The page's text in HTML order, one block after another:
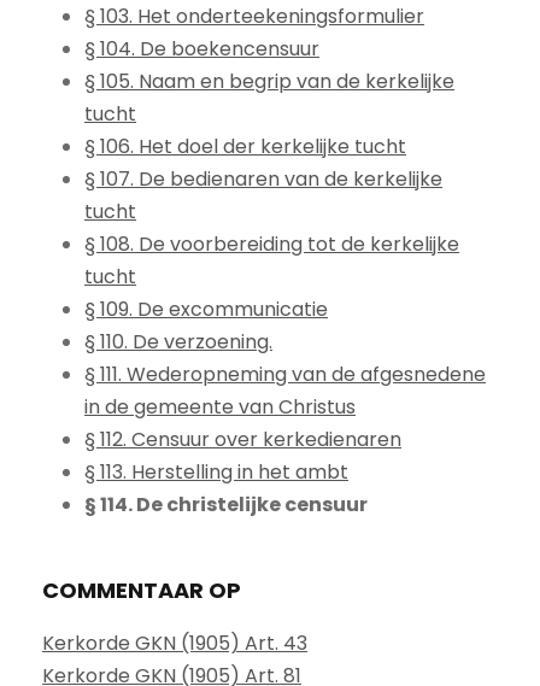
§ 103. Het onderteekeningsformulier
§ 104. De boekencensuur
§ 105. Naam en begrip van de kerkelijke
tucht
§ 106. Het doel der kerkelijke tucht
§ 107. De bedienaren van de kerkelijke
tucht
§ 108. De voorbereiding tot de kerkelijke
tucht
§ 109. De excommunicatie
§ 110. De verzoening.
§ 111. Wederopneming van de afgesnedene
in de gemeente van Christus
§ 112. Censuur over kerkedienaren
§ 113. Herstelling in het ambt
§ 114. De christelijke censuur
COMMENTAAR OP
Kerkorde GKN (1905) Art. 43
Kerkorde GKN (1905) Art. 81